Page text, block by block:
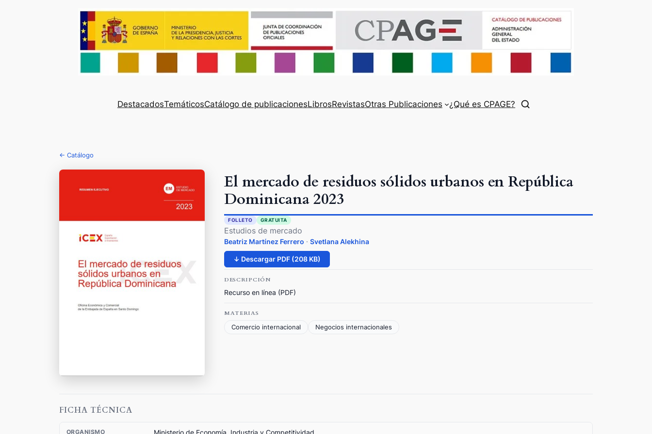
DestacadosTemáticosCatálogo de publicacionesLibrosRevistasOtras Publicaciones ¿Qué es CPAGE?
← Catálogo
El mercado de residuos sólidos urbanos en República
Dominicana 2023
FOLLETO GRATUITA
Estudios de mercado
Beatriz Martínez Ferrero · Svetlana Alekhina
↓ Descargar PDF (208 KB)
DESCRIPCIÓN
Recurso en línea (PDF)
MATERIAS
Comercio internacional
Negocios internacionales
FICHA TÉCNICA
ORGANISMO Ministerio de Economía, Industria y Competitividad